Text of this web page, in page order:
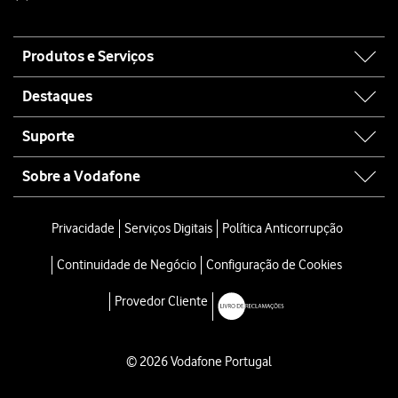
map
Produtos e Serviços
Destaques
Suporte
Sobre a Vodafone
Privacidade Serviços Digitais Política Anticorrupção
Continuidade de Negócio Configuração de Cookies
Provedor Cliente
© 2026 Vodafone Portugal